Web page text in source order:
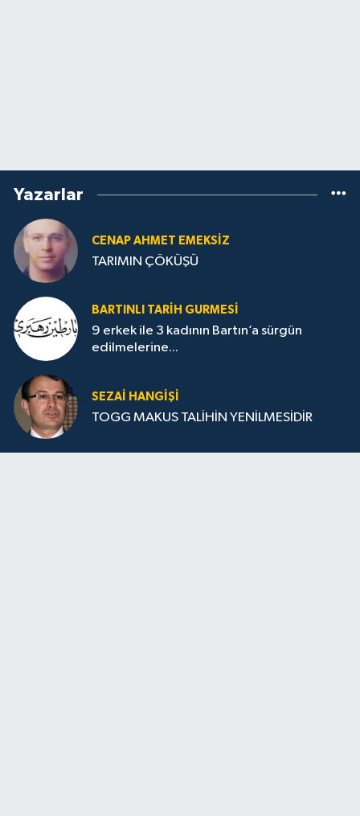
Yazarlar
CENAP AHMET EMEKSİZ
TARIMIN ÇÖKÜŞÜ
BARTINLI TARIH GURMESI
9 erkek ile 3 kadının Bartın’a sürgün
edilmelerine...
SEZAI HANGİŞİ
TOGG MAKUS TALİHİN YENİLMESİDİR